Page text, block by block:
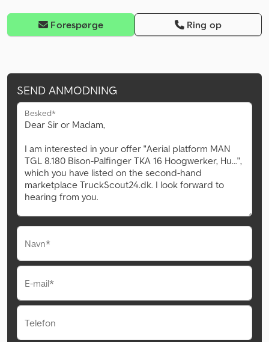
Forespørge Ring op
SEND ANMODNING
Besked*
Navn*
E-mail*
Telefon